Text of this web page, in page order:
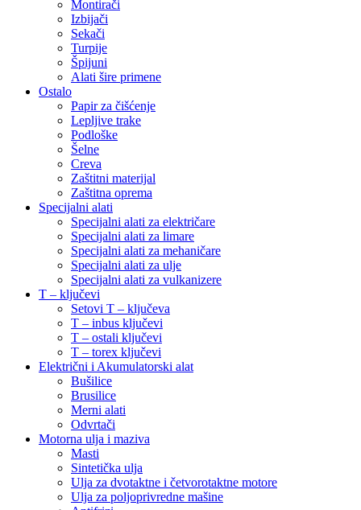
Montirači
Izbijači
Sekači
Turpije
Špijuni
Alati šire primene
Ostalo
Papir za čišćenje
Lepljive trake
Podloške
Šelne
Creva
Zaštitni materijal
Zaštitna oprema
Specijalni alati
Specijalni alati za električare
Specijalni alati za limare
Specijalni alati za mehaničare
Specijalni alati za ulje
Specijalni alati za vulkanizere
T – ključevi
Setovi T – ključeva
T – inbus ključevi
T – ostali ključevi
T – torex ključevi
Električni i Akumulatorski alat
Bušilice
Brusilice
Merni alati
Odvrtači
Motorna ulja i maziva
Masti
Sintetička ulja
Ulja za dvotaktne i četvorotaktne motore
Ulja za poljoprivredne mašine